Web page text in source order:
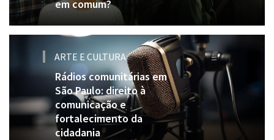
em comum?
ARTE E CULTURA
Rádios comunitárias em
São Paulo: direito à
comunicação e
fortalecimento da
cidadania